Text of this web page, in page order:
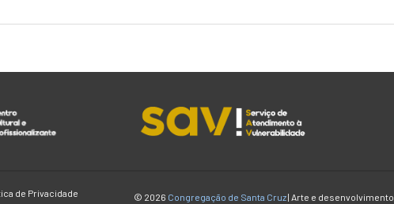
de Privacidade © 2026 Congregação de Santa Cruz| Arte e desenvolvimento